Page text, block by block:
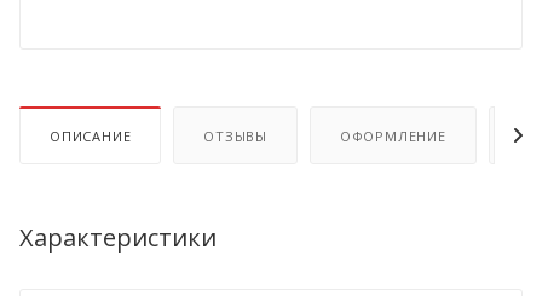
ОПИСАНИЕ ОТЗЫВЫ ОФОРМЛЕНИЕ
Характеристики